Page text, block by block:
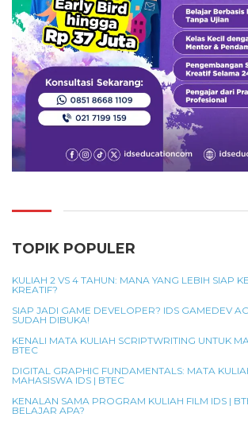
TOPIK POPULER
KULIAH 2 VS 4 TAHUN: MANA YANG LEBIH SIAP
KREATIF?
SIAP JADI GAME DEVELOPER? IDS GAMEDEV
SUDAH DIBUKA!
KENALI MATA KULIAH SCRIPTWRITING UNTUK
BTEC
DIGITAL GRAPHIC FUNDAMENTALS: MATA
MAHASISWA IDS | BTEC
KENALAN SAMA PROGRAM KULIAH FILM IDS |
BELAJAR APA?